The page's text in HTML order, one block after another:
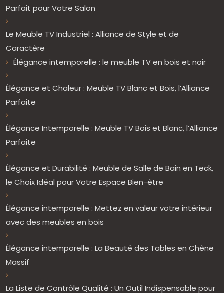
Parfait pour Votre Salon
Le Meuble TV Industriel : Alliance de Style et de
Caractère
Élégance intemporelle : le meuble TV en bois et noir
Élégance et Chaleur : Meuble TV Blanc et Bois, l’Alliance
Parfaite
Élégance Intemporelle : Meuble TV Bois et Blanc, l’Alliance
Parfaite
Élégance et Durabilité : Meuble de Salle de Bain en Teck,
le Choix Idéal pour Votre Espace Bien-être
Élégance intemporelle : Mettez en valeur votre intérieur
avec des meubles en bois
Élégance intemporelle : La Beauté des Tables en Chêne
Massif
La Liste de Contrôle Qualité : Un Outil Indispensable pour